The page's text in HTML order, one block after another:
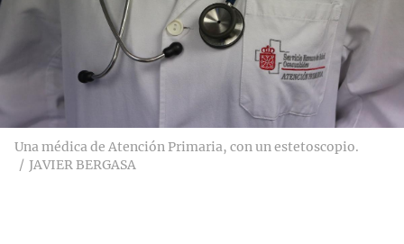
Una médica de Atención Primaria, con un estetoscopio.
JAVIER BERGASA